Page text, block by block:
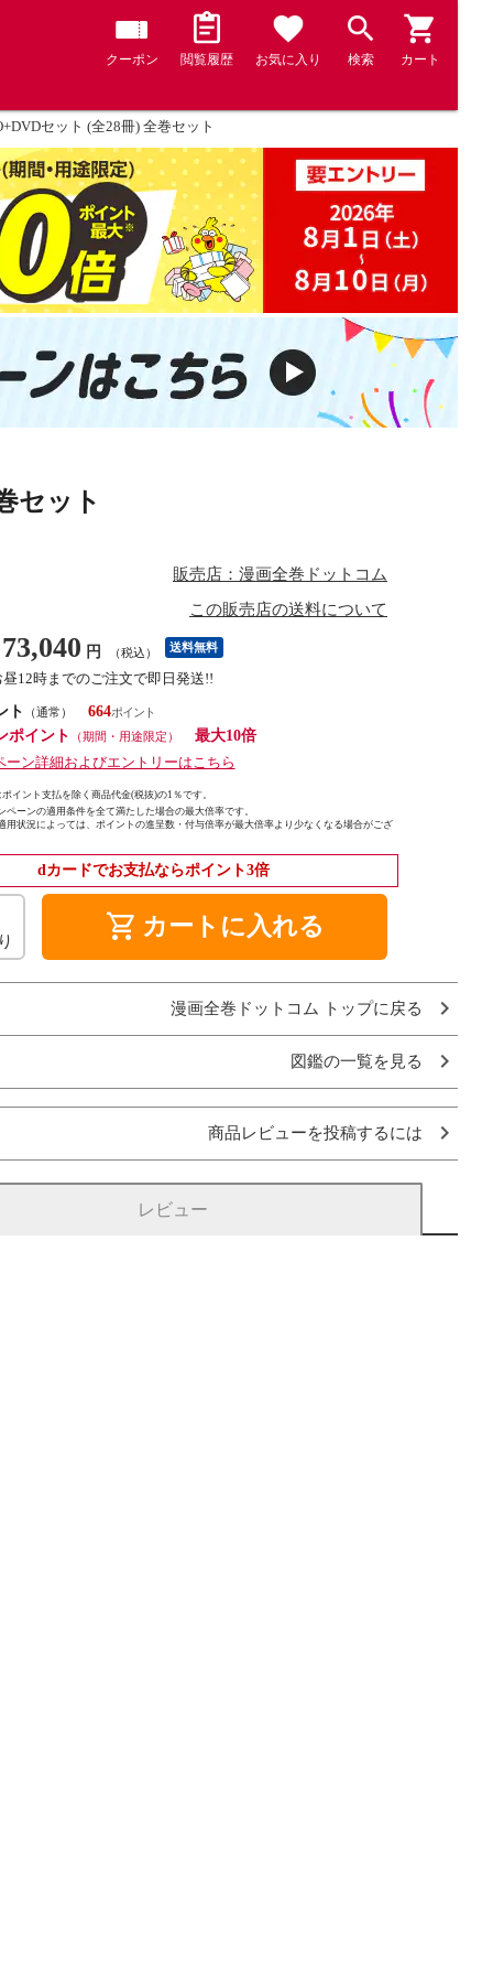
クーポン 閲覧履歴 お気に入り 検索 カート
セット (全28冊) 全巻セット
セット
販売店：漫画全巻ドットコム
この販売店の送料について
73,040 円 （税込） 送料無料
昼12時までのご注文で即日発送!!
ト
（通常）
664
ポイント
（期間・用途限定）
最大10倍
ーン詳細およびエントリーはこちら
イント支払を除く商品代金(税抜)の1％です。
ペーンの適用条件を全て満たした場合の最大倍率です。
用状況によっては、ポイントの進呈数・付与倍率が最大倍率より少なくなる場合がござ
dカードでお支払ならポイント3倍
shopping_cart カートに入れる
漫画全巻ドットコム トップに戻る
図鑑の一覧を見る
商品レビューを投稿するには
レビュー